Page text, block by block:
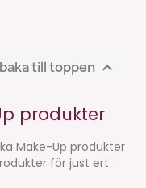
till toppen 
produkter
Make-Up produkter
för just ert